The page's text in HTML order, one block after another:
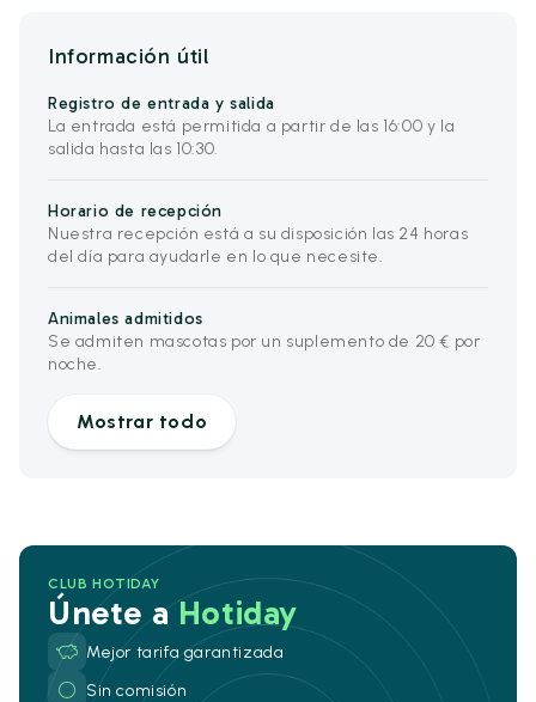
Información útil
Registro de entrada y salida
La entrada está permitida a partir de las 16:00 y la
salida hasta las 10:30.
Horario de recepción
Nuestra recepción está a su disposición las 24 horas
del día para ayudarle en lo que necesite.
Animales admitidos
Se admiten mascotas por un suplemento de 20 € por
noche.
Mostrar todo
CLUB HOTIDAY
Únete aHotiday
Mejor tarifa garantizada
Sin comisión